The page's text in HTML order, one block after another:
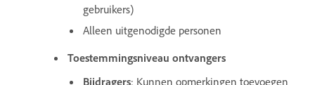
gebruikers)
Alleen uitgenodigde personen
Toestemmingsniveau ontvangers
Bijdragers: Kunnen opmerkingen toevoegen